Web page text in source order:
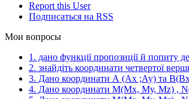
Report this User
Подписаться на RSS
Мои вопросы
1. дано функції пропозиції й попиту
2. знайдіть координати четвертої
3. Дано координати А (Ах ;Ау) та
4. Дано координати М(Мх, Му, Мz) ,